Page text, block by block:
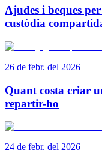
Ajudes i beques
custòdia
26 de febr. del 2026
Quant costa criar
repartir-ho
24 de febr. del 2026